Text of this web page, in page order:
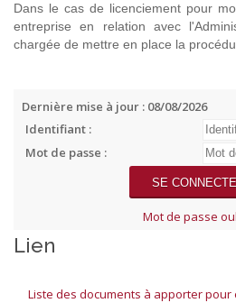
Dans le cas de licenciement pour
entreprise en relation avec
chargée de mettre en place la
Dernière mise à jour : 08/08/2026
Identifiant :
Mot de passe :
Mot de passe
Lien
Liste des documents à apporter